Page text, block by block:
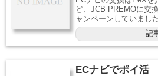
ど、JCB PREMOに交
ャンペーンしていまし
記
ECナビでポイ活